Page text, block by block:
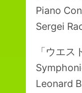
Piano
Sergei
「ウエ
Leonard